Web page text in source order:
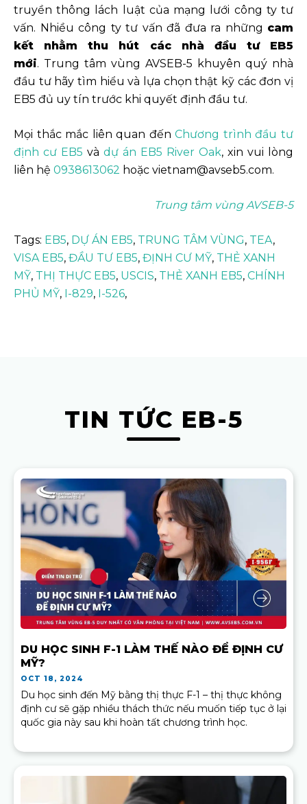
truyền thông lách luật của mạng lưới công ty tư
vấn. Nhiều công ty tư vấn đã đưa ra những cam
kết nhằm thu hút các nhà đầu tư EB5
mới. Trung tâm vùng AVSEB-5 khuyên quý nhà
đầu tư hãy tìm hiểu và lựa chọn thật kỹ các đơn vị
EB5 đủ uy tín trước khi quyết định đầu tư.
Mọi thắc mắc liên quan đếnChương trình đầu tư
định cư EB5 và dự án EB5 River Oak, xin vui lòng
liên hệ 0938613062 hoặc vietnam@avseb5.com.
Trung tâm vùng AVSEB-5
Tags: EB5, DỰ ÁN EB5, TRUNG TÂM VÙNG, TEA,
VISA EB5, ĐẦU TƯ EB5, ĐỊNH CƯ MỸ, THẺ XANH
MỸ, THỊ THỰC EB5, USCIS, THẺ XANH EB5, CHÍNH
PHỦ MỸ, I-829, I-526,
TIN TỨC EB-5
DU HỌC SINH F-1 LÀM THẾ NÀO ĐỂ ĐỊNH CƯ
MỸ?
OCT 18, 2024
Du học sinh đến Mỹ bằng thị thực F-1 – thị thực không
định cư sẽ gặp nhiều thách thức nếu muốn tiếp tục ở lại
quốc gia này sau khi hoàn tất chương trình học.